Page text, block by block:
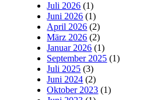
Juli 2026 (1)
Juni 2026 (1)
April 2026 (2)
März 2026 (2)
Januar 2026 (1)
September 2025 (1)
Juli 2025 (3)
Juni 2024 (2)
Oktober 2023 (1)